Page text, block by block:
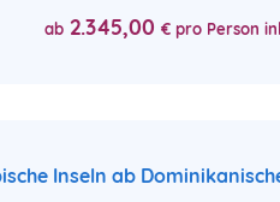
ab 2.345,00 € pro Person
Inseln ab